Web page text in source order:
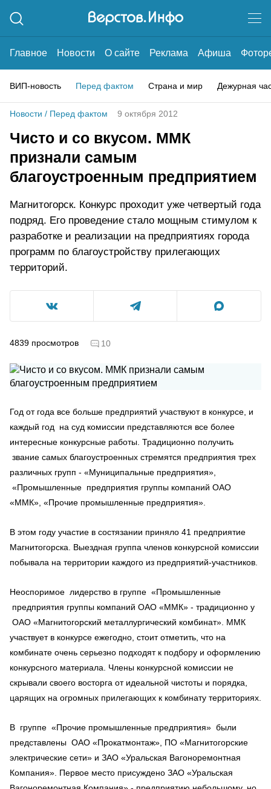
Главное Новости О сайте Реклама Афиша
ВИП-новость Перед фактом Страна и мир Дежурная
Новости / Перед фактом 9 октября 2012
Чисто и со вкусом. ММК
признали самым
благоустроенным предприятием
Магнитогорск. Конкурс проходит уже четвертый года
подряд. Его проведение стало мощным стимулом к
разработке и реализации на предприятиях города
программ по благоустройству прилегающих
территорий.
4839 просмотров 10
Год от года все больше предприятий участвуют в конкурсе, и
каждый год на суд комиссии представляются все более
интересные конкурсные работы. Традиционно получить
звание самых благоустроенных стремятся предприятия трех
различных групп - «Муниципальные предприятия»,
«Промышленные предприятия группы компаний ОАО
«ММК», «Прочие промышленные предприятия».
В этом году участие в состязании приняло 41 предприятие
Магнитогорска. Выездная группа членов конкурсной комиссии
побывала на территории каждого из предприятий-участников.
Неоспоримое лидерство в группе «Промышленные
предприятия группы компаний ОАО «ММК» - традиционно у
ОАО «Магнитогорский металлургический комбинат». ММК
участвует в конкурсе ежегодно, стоит отметить, что на
комбинате очень серьезно подходят к подбору и оформлению
конкурсного материала. Члены конкурсной комиссии не
скрывали своего восторга от идеальной чистоты и порядка,
царящих на огромных прилегающих к комбинату территориях.
В группе «Прочие промышленные предприятия» были
представлены ОАО «Прокатмонтаж», ПО «Магнитогорские
электрические сети» и ЗАО «Уральская Вагоноремонтная
Компания». Первое место присуждено ЗАО «Уральская